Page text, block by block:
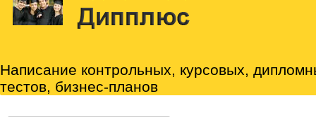
Написание контрольных, курсовых,
тестов, бизнес-планов